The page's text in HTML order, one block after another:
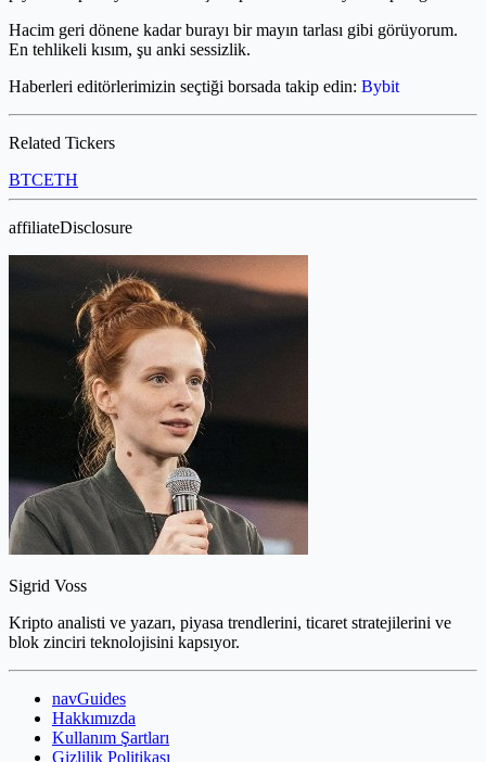
Hacim geri dönene kadar burayı bir mayın tarlası gibi görüyorum.
En tehlikeli kısım, şu anki sessizlik.
Haberleri editörlerimizin seçtiği borsada takip edin: Bybit
Related Tickers
BTCETH
affiliateDisclosure
Sigrid Voss
Kripto analisti ve yazarı, piyasa trendlerini, ticaret stratejilerini ve
blok zinciri teknolojisini kapsıyor.
navGuides
Hakkımızda
Kullanım Şartları
Gizlilik Politikası